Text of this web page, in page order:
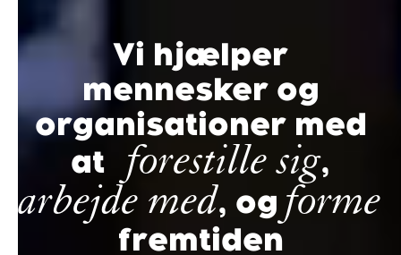
Vi hjælper
mennesker og
organisationer med
at forestille sig,
arbejde med, og forme
fremtiden